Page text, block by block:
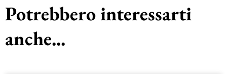
Potrebbero interessarti
anche...